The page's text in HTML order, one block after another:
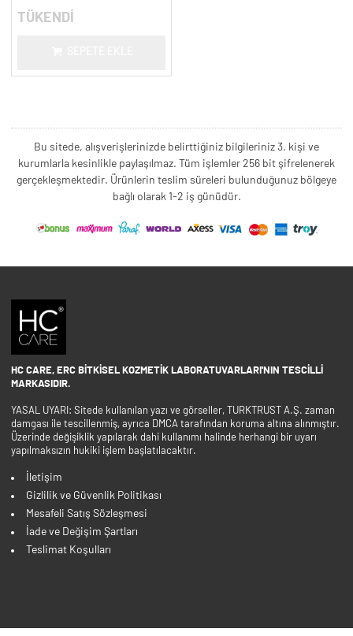
TÜKENDİ
Bu sitede, alışverişlerinizde belirttiğiniz bilgileriniz 3. kişi ve
kurumlarla kesinlikle paylaşılmaz. Tüm işlemler 256 bit şifrelenerek
gerçekleşmektedir. Ürünlerin teslim süreleri bulunduğunuz bölgeye
bağlı olarak 1-2 iş günüdür.
HC CARE, ERC BITKISEL KOZMETIK LABORATUVARLARI'NIN TESCILLI
MARKASIDIR.
YASAL UYARI: Sitede kullanılan yazı ve görseller, TURKTRUST A.Ş. zaman
damgası ile tescillenmiş, ayrıca DMCA tarafından koruma altına alınmıştır.
Üzerinde değişiklik yapılarak dahi kullanımı halinde herhangi bir uyarı
yapılmaksızın hukiki işlem başlatılacaktır.
İletişim
Gizlilik ve Güvenlik Politikası
Mesafeli Satış Sözleşmesi
İade ve Değişim Şartları
Teslimat Koşulları